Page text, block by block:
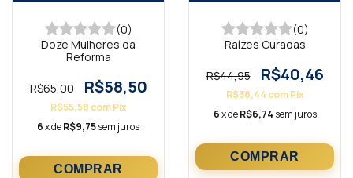
(0)
Doze Mulheres da
Reforma
R$65,00 R$58,50
R$55,58 com Pix
6x deR$9,75sem juros
(0)
Raízes Curadas
R$44,95 R$40,46
R$38,44 com Pix
6x deR$6,74 sem juros